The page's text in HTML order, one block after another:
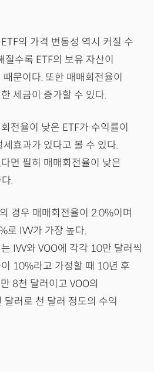
의 가격 변동성 역시 커질 수
수록 ETF의 보유 자산이
문이다. 또한 매매회전율이
세금이 증가할 수 있다.
전율이 낮은 ETF가 수익률이
효과가 있다고 볼 수 있다.
면 필히 매매회전율이 낮은
.
경우 매매회전율이 2.0%이며
로 IVV가 가장 높다.
IVV와 VOO에 각각 10만 달러씩
10%라고 가정할 때 10년 후
8천 달러이고 VOO의
러로 천 달러 정도의 수익